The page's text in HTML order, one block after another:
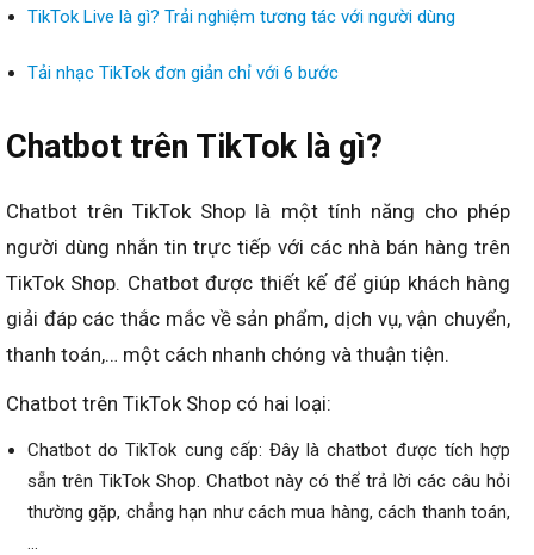
TikTok Live là gì? Trải nghiệm tương tác với người dùng
Tải nhạc TikTok đơn giản chỉ với 6 bước
Chatbot trên TikTok là gì?
Chatbot trên TikTok Shop là một tính năng cho phép
người dùng nhắn tin trực tiếp với các nhà bán hàng trên
TikTok Shop. Chatbot được thiết kế để giúp khách hàng
giải đáp các thắc mắc về sản phẩm, dịch vụ, vận chuyển,
thanh toán,… một cách nhanh chóng và thuận tiện.
Chatbot trên TikTok Shop có hai loại:
Chatbot do TikTok cung cấp: Đây là chatbot được tích hợp
sẵn trên TikTok Shop. Chatbot này có thể trả lời các câu hỏi
thường gặp, chẳng hạn như cách mua hàng, cách thanh toán,
…